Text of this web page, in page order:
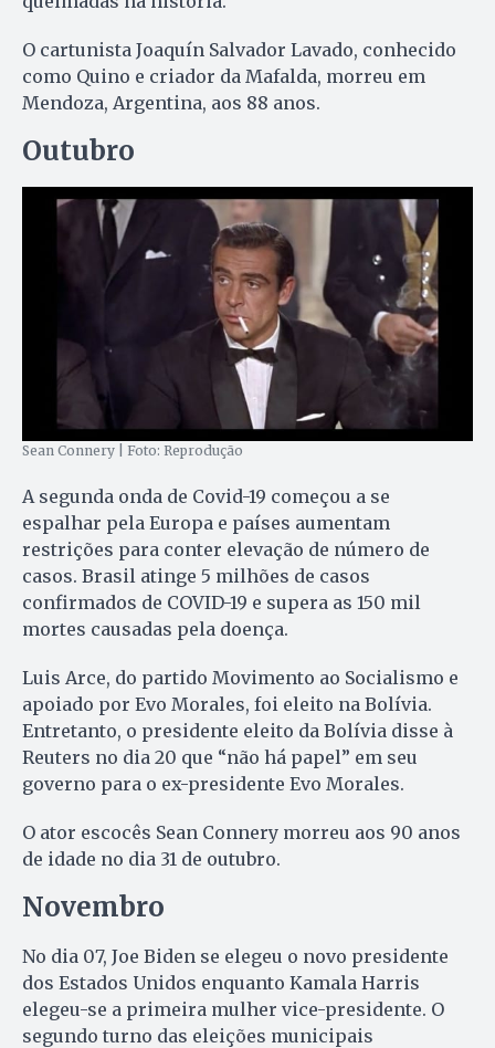
O cartunista Joaquín Salvador Lavado, conhecido
como Quino e criador da Mafalda, morreu em
Mendoza, Argentina, aos 88 anos.
Outubro
Sean Connery | Foto: Reprodução
A segunda onda de Covid-19 começou a se
espalhar pela Europa e países aumentam
restrições para conter elevação de número de
casos. Brasil atinge 5 milhões de casos
confirmados de COVID-19 e supera as 150 mil
mortes causadas pela doença.
Luis Arce, do partido Movimento ao Socialismo e
apoiado por Evo Morales, foi eleito na Bolívia.
Entretanto, o presidente eleito da Bolívia disse à
Reuters no dia 20 que “não há papel” em seu
governo para o ex-presidente Evo Morales.
O ator escocês Sean Connery morreu aos 90 anos
de idade no dia 31 de outubro.
Novembro
No dia 07, Joe Biden se elegeu o novo presidente
dos Estados Unidos enquanto Kamala Harris
elegeu-se a primeira mulher vice-presidente. O
segundo turno das eleições municipais